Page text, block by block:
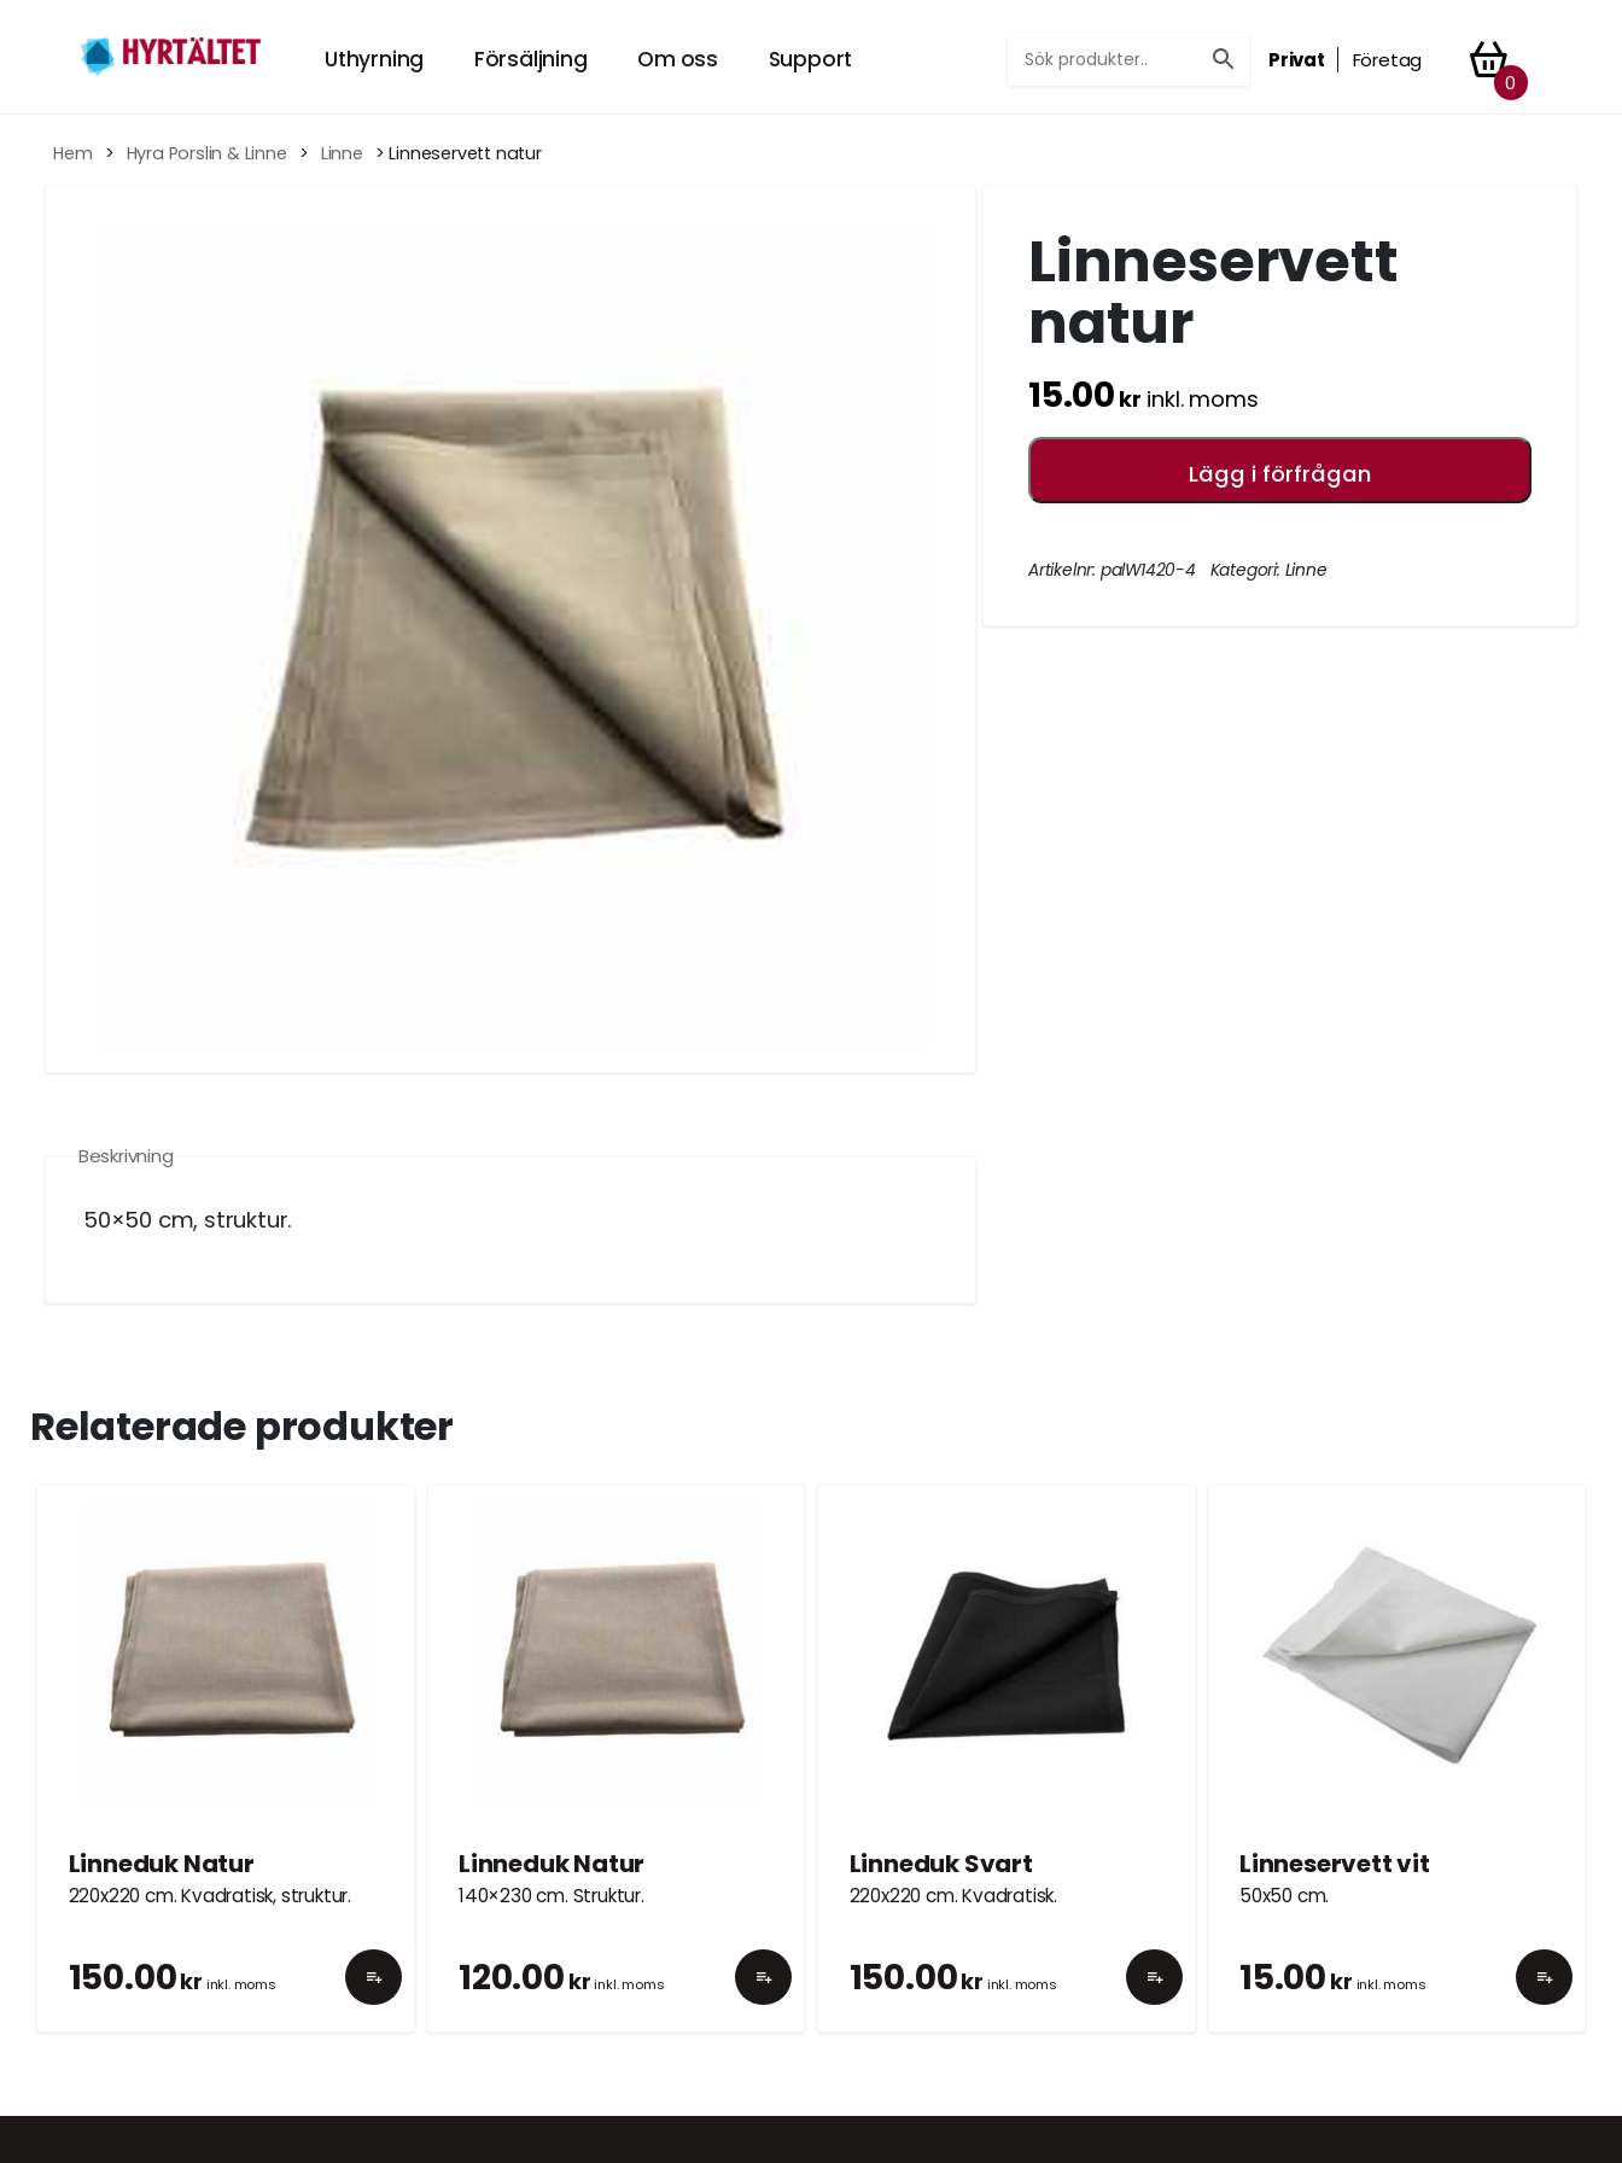
Uthyrning
Hyr tält
Tillbehör
TILLBEHÖREN TILL EVENTET.
Festpaket
SE VÅRA FESTPAKET.
Möbelförvaring
LÅT OSS FÖRVARA DIN UTESERVERINGS
MÖBLER PÅ VINTERN.
Försäljning Om oss Support Privat
Företag
0
Hem > Hyra Porslin & Linne > Linne > Linneservett natur
Beskrivning
50×50 cm, struktur.
Linneservett
natur
15.00 kr inkl. moms
Lägg i förfrågan
Artikelnr: palW1420-4 Kategori: Linne
Relaterade produkter
Linneduk Natur
220x220 cm. Kvadratisk, struktur.
150.00kr inkl. moms
Linneduk Natur
140×230 cm. Struktur.
120.00 krinkl. moms
Linneduk Svart
220x220 cm. Kvadratisk.
150.00kr inkl. moms
Linneservett vit
50x50 cm.
15.00 kr inkl. moms